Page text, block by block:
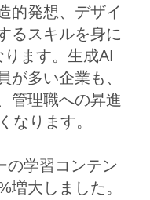
的発想、デザイ
るスキルを身に
ます。生成AI
が多い企業も、
管理職への昇進
なります。
の学習コンテン
増大しました。